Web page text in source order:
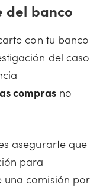
del banco
con tu banco
del caso
comprasno
asegurarte que
para
comisión por